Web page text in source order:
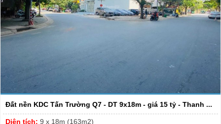
Đất nền KDC Tấn Trường Q7 - DT 9x18m - giá 15 tỷ - Thanh ...
Diện tích: 9 x 18m (163m2)